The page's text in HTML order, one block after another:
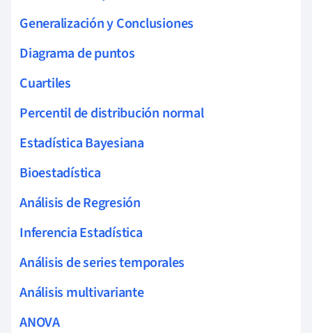
Generalización y Conclusiones
Diagrama de puntos
Cuartiles
Percentil de distribución normal
Estadística Bayesiana
Bioestadística
Análisis de Regresión
Inferencia Estadística
Análisis de series temporales
Análisis multivariante
ANOVA